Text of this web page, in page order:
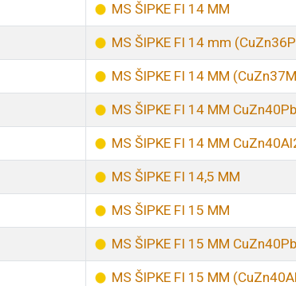
MS ŠIPKE FI 14 MM
MS ŠIPKE FI 14 mm
MS ŠIPKE FI 14 MM
MS ŠIPKE FI 14 MM
MS ŠIPKE FI 14 MM
MS ŠIPKE FI 14,5 MM
MS ŠIPKE FI 15 MM
MS ŠIPKE FI 15 MM
MS ŠIPKE FI 15 MM